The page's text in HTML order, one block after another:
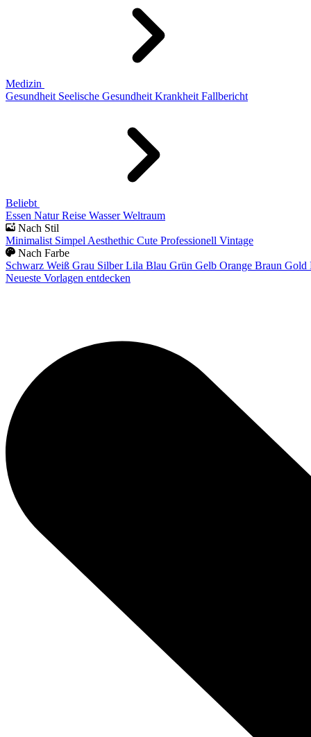
Medizin
Gesundheit Seelische Gesundheit Krankheit Fallbericht
Beliebt
Essen Natur Reise Wasser Weltraum
Nach Stil
Minimalist Simpel Aesthethic Cute Professionell Vintage
Nach Farbe
Schwarz Weiß Grau Silber Lila Blau Grün Gelb Orange Braun Gold
Neueste Vorlagen entdecken